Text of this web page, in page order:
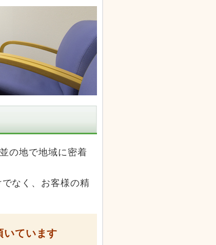
の地で地域に密着
なく、お客様の精
いています